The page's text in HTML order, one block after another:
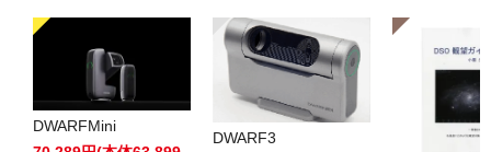
DWARFMini
DWARF3